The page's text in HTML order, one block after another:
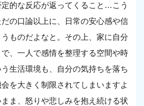
的な反応が返ってくること…こう
の口論以上に、日常の安心感や信
ものだよなと。その上、家に自分
、一人で感情を整理する空間や時
生活環境も、自分の気持ちを落ち
を大きく制限されてしまいますよ
ま、怒りや悲しみを抱え続ける状